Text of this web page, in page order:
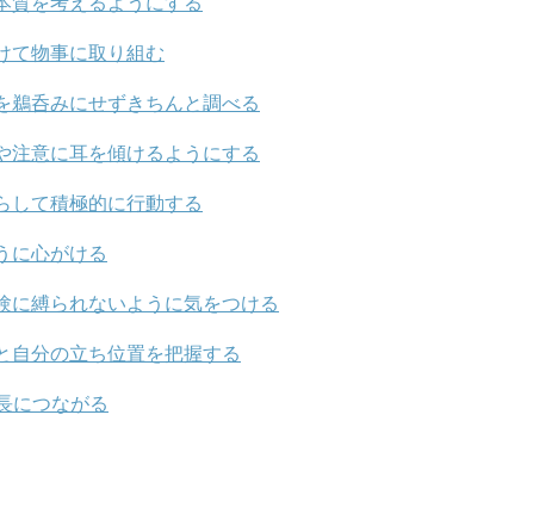
て物事に取り組む
鵜呑みにせずきちんと調べる
注意に耳を傾けるようにする
して積極的に行動する
に心がける
に縛られないように気をつける
自分の立ち位置を把握する
につながる